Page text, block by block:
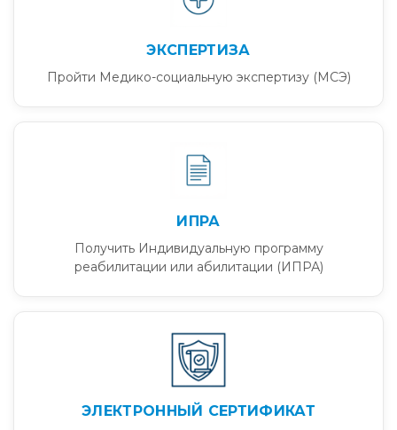
ЭКСПЕРТИЗА
Пройти Медико-социальную экспертизу (МСЭ)
ИПРА
Получить Индивидуальную программу
реабилитации или абилитации (ИПРА)
ЭЛЕКТРОННЫЙ СЕРТИФИКАТ